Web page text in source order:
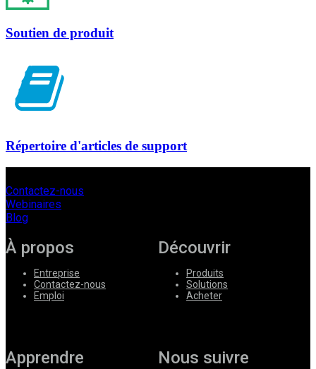
Soutien de produit
Répertoire d'articles de support
Contactez-nous
Webinaires
Blog
À propos
Entreprise
Contactez-nous
Emploi
Découvrir
Produits
Solutions
Acheter
Apprendre Nous suivre